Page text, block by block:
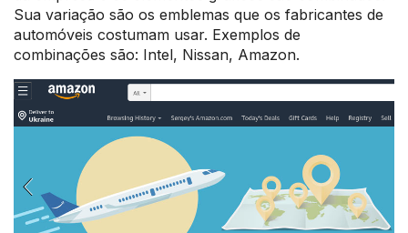
Sua variação são os emblemas que os fabricantes de
automóveis costumam usar. Exemplos de
combinações são: Intel, Nissan, Amazon.